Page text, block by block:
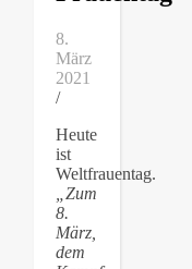
8.
März
2021
/
Heute
ist
Weltfrauentag.
„Zum
8.
März,
dem